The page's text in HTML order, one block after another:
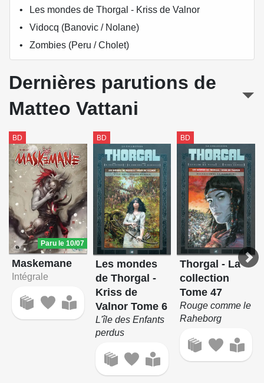
Les mondes de Thorgal - Kriss de Valnor
Vidocq (Banovic / Nolane)
Zombies (Peru / Cholet)
Dernières parutions de
Matteo Vattani
BD
Paru le 10/07
Maskemane
Intégrale
BD
Les mondes
de Thorgal -
Kriss de
Valnor Tome 6
L'île des Enfants
perdus
BD
Thorgal - La
collection
Tome 47
Rouge comme le
Raheborg